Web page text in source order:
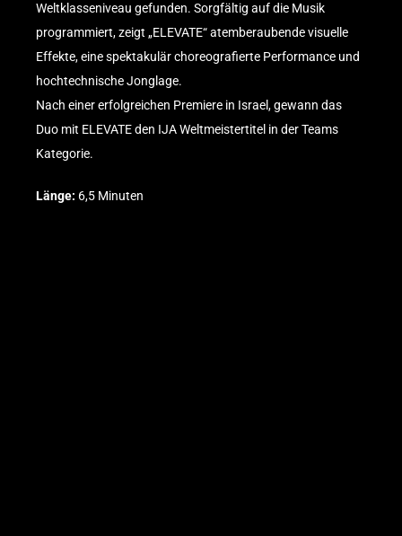
Weltklasseniveau gefunden. Sorgfältig auf die Musik
programmiert, zeigt „ELEVATE“ atemberaubende visuelle
Effekte, eine spektakulär choreografierte Performance und
hochtechnische Jonglage.
Nach einer erfolgreichen Premiere in Israel, gewann das
Duo mit ELEVATE den IJA Weltmeistertitel in der Teams
Kategorie.
Länge: 6,5 Minuten